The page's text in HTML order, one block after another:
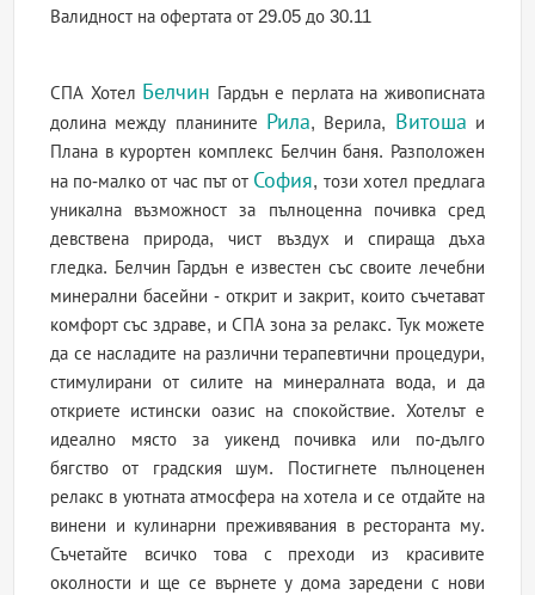
Валидност на офертатаот 29.05 до 30.11
СПА Хотел Белчин Гардън е перлата на живописната
долина между планините Рила, Верила, Витоша и
Плана в курортен комплекс Белчин баня. Разположен
на по-малко от час път от София, този хотел предлага
уникална възможност за пълноценна почивка сред
девствена природа, чист въздух и спираща дъха
гледка. Белчин Гардън е известен със своите лечебни
минерални басейни - открит и закрит, които съчетават
комфорт със здраве, и СПА зона за релакс. Тук можете
да се насладите на различни терапевтични процедури,
стимулирани от силите на минералната вода, и да
откриете истински оазис на спокойствие. Хотелът е
идеално място за уикенд почивка или по-дълго
бягство от градския шум. Постигнете пълноценен
релакс в уютната атмосфера на хотела и се отдайте на
винени и кулинарни преживявания в ресторанта му.
Съчетайте всичко това с преходи из красивите
околности и ще се върнете у дома заредени с нови